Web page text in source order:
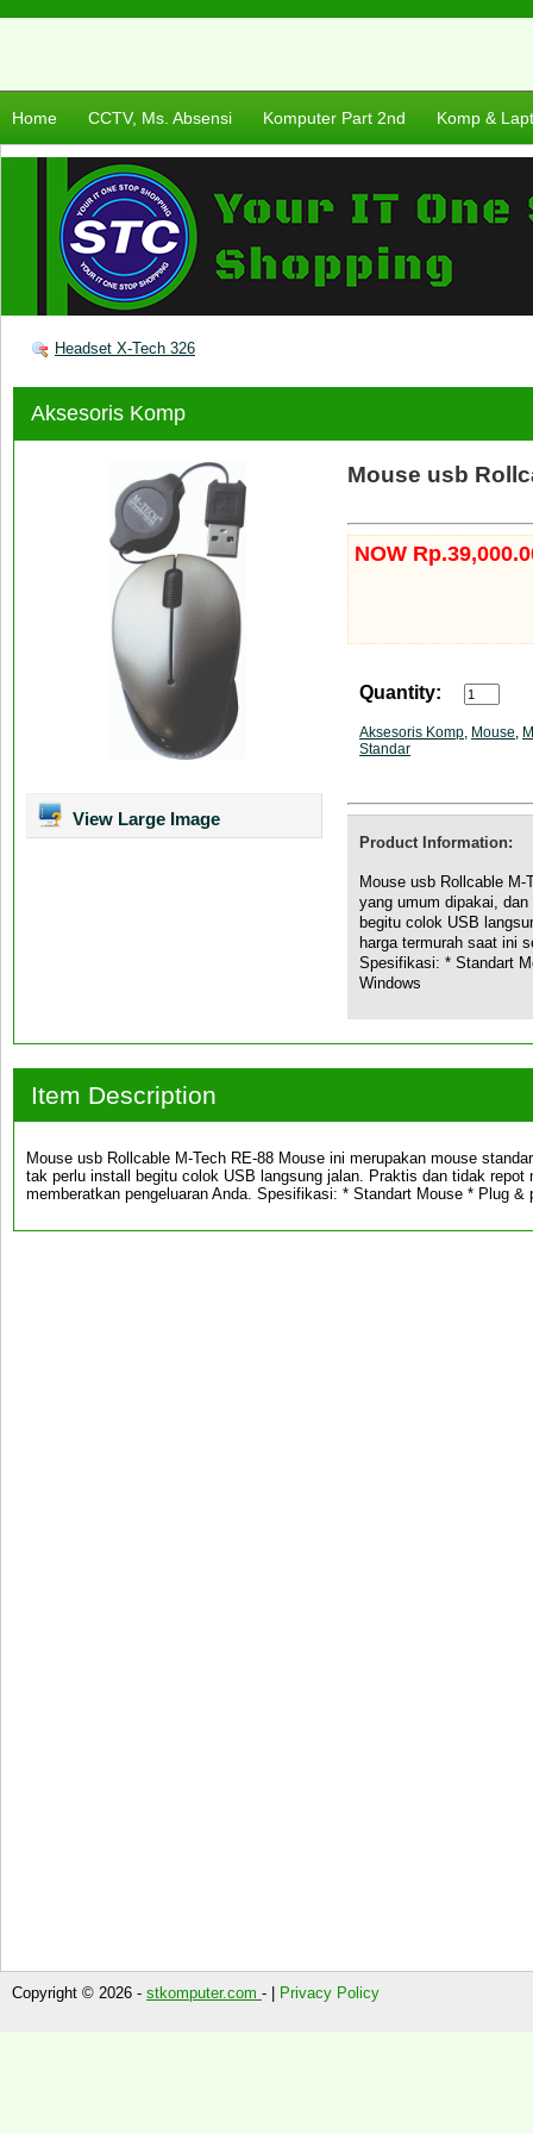
Home CCTV, Ms. Absensi Komputer Part 2nd Komp &
Headset X-Tech 326
Aksesoris Komp
View Large Image
Mouse usb
NOW
Quantity:
Aksesoris Komp, Mouse,
Standar
Product Information:
Mouse usb Rollcable
yang umum dipakai,
begitu colok USB
harga termurah saat ini
Spesifikasi: * Standart
Windows
Item Description
Mouse usb Rollcable M-Tech RE-88 Mouse ini merupakan mouse
tak perlu install begitu colok USB langsung jalan. Praktis dan tidak
memberatkan pengeluaran Anda. Spesifikasi: * Standart Mouse * Plug
Copyright © 2026 - stkomputer.com - | Privacy Policy